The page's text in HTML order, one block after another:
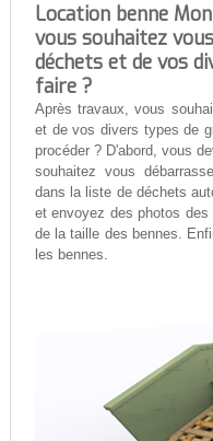
Location benne
vous souhaitez
déchets et de vos
faire ?
Après travaux, vous
et de vos divers types de
procéder ? D'abord, vous
souhaitez vous
dans la liste de déchets
et envoyez des photos
de la taille des bennes.
les bennes.